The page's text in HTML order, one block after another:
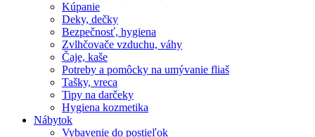
Kúpanie
Deky, dečky
Bezpečnosť, hygiena
Zvlhčovače vzduchu, váhy
Čaje, kaše
Potreby a pomôcky na umývanie fliaš
Tašky, vreca
Tipy na darčeky
Hygiena kozmetika
Nábytok
Vybavenie do postieľok